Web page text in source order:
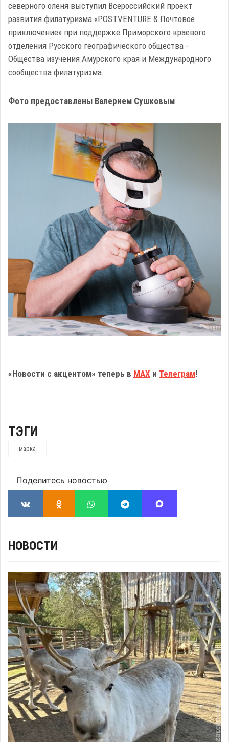
северного оленя выступил Всероссийский проект
развития филатуризма «POSTVENTURE & Почтовое
приключение» при поддержке Приморского краевого
отделения Русского географического общества -
Общества изучения Амурского края и Международного
сообщества филатуризма.
Фото предоставлены Валерием Сушковым
«Новости с акцентом» теперь в МАХ и Телеграм!
ТЭГИ
марка
Поделитесь новостью
НОВОСТИ